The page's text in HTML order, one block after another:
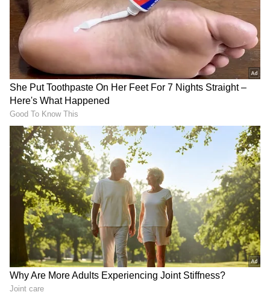
MS Raju: మా నాన్నతో సినిమా
చేస్తున్నప్పుడే చిరంజీవికి
పెళ్లయింది, రాంచరణ్ తో గోల్డెన్
ఛాన్స్ మిస్ చేసుకున్నా
Sobhita Dhulipala:
తెలుగమ్మాయి, పైగా అక్కినేని
కోడలు.. శోభితకి టాలీవుడ్‌లో నో
ఆఫర్స్, ఏం జరుగుతోంది ?
LATEST VIDEOS
చీరను నేసిన సీఎం చంద్రబాబు | CM
Chandrababu Chirala tour | Asianet
Telugu
బంగాళాఖాతంలో అల్పపీడనం...ఇక ఏపీలో
దంచుడే | Asianet News Telugu